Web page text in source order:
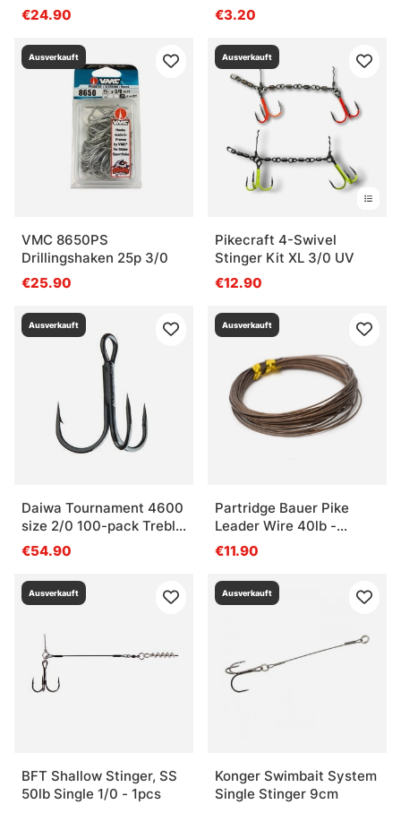
€24.90
€3.20
Ausverkauft
VMC 8650PS
Drillingshaken 25p 3/0
€25.90
Ausverkauft
Pikecraft 4-Swivel
Stinger Kit XL 3/0 UV
€12.90
Ausverkauft
Daiwa Tournament 4600
size 2/0 100-pack Treble
Hooks
€54.90
Ausverkauft
Partridge Bauer Pike
Leader Wire 40lb -
Brown
€11.90
Ausverkauft
BFT Shallow Stinger, SS
50lb Single 1/0 - 1pcs
Ausverkauft
Konger Swimbait System
Single Stinger 9cm